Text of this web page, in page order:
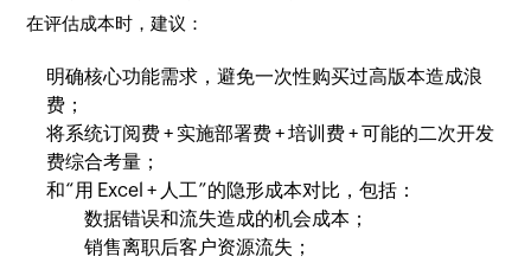
在评估成本时，建议：
明确核心功能需求，避免一次性购买过高版本造成浪
费；
将系统订阅费 + 实施部署费 + 培训费 + 可能的二次开发
费综合考量；
和“用 Excel + 人工”的隐形成本对比，包括：
数据错误和流失造成的机会成本；
销售离职后客户资源流失；